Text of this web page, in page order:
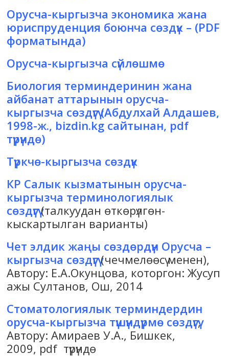
Орусча-кыргызча экономика жана
юриспруденция боюнча сөздүк – (PDF
форматында)
Орусча-кыргызча сүйлөшмө
Биология терминдеринин жана
айбанат аттарынын орусча-
кыргызча сөздүгү(Абдулхай Алдашев,
1998-ж., bizdin.kg сайтынан, pdf
түрүндө)
Түркчө-кыргызча сөздүк
КР Салык кызматынын орусча-
кыргызча терминологиялык
сөздүгү(талкуудан өткөрүлгөн-
кыскартылган варианты)
Чет элдик жаңы сөздөрдүн Орусча –
кыргызча сөздүгү (чечмелөөсү менен),
Автору: Е.А.Окунцова, которгон: Жусуп
ажы Султанов, Ош, 2014
Стоматологиялык терминдердин
орусча-кыргызча түшүндүрмө сөздүгү,
Автору: Амираев У.А., Бишкек,
2009, pdf түрүндө